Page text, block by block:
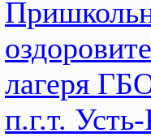
лагеря
п.г.т.